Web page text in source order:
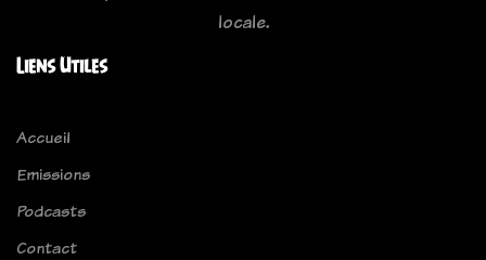
locale.
Liens Utiles
Accueil
Emissions
Podcasts
Contact